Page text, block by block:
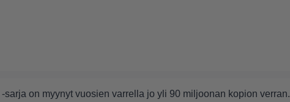
-sarja on myynyt vuosien varrella jo yli 90 miljoonan kopion verran.